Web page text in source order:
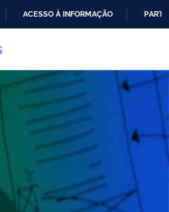
ACESSO À INFORMAÇÃO